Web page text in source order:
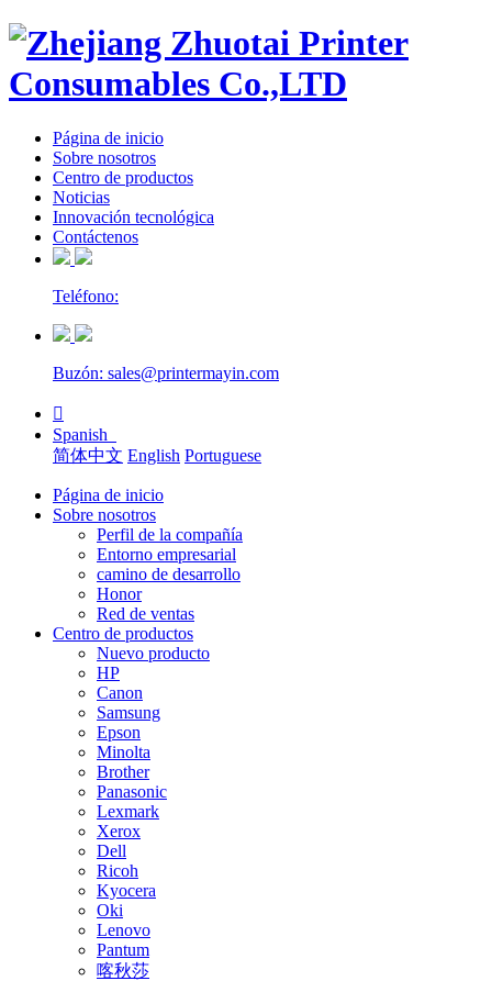
Página de inicio
Sobre nosotros
Centro de productos
Noticias
Innovación tecnológica
Contáctenos
Teléfono:
Buzón: sales@printermayin.com

Spanish
简体中文 English Portuguese
Página de inicio
Sobre nosotros
Perfil de la compañía
Entorno empresarial
camino de desarrollo
Honor
Red de ventas
Centro de productos
Nuevo producto
HP
Canon
Samsung
Epson
Minolta
Brother
Panasonic
Lexmark
Xerox
Dell
Ricoh
Kyocera
Oki
Lenovo
Pantum
喀秋莎